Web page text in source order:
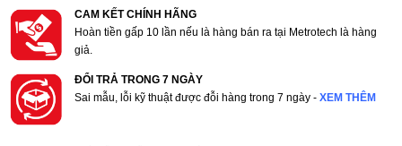
CAM KẾT CHÍNH HÃNG
Hoàn tiền gấp 10 lần nếu là hàng bán ra tại Metrotech là hàng
giả.
ĐỔI TRẢ TRONG 7 NGÀY
Sai mẫu, lỗi kỹ thuật được đỗi hàng trong 7 ngày - XEM THÊM